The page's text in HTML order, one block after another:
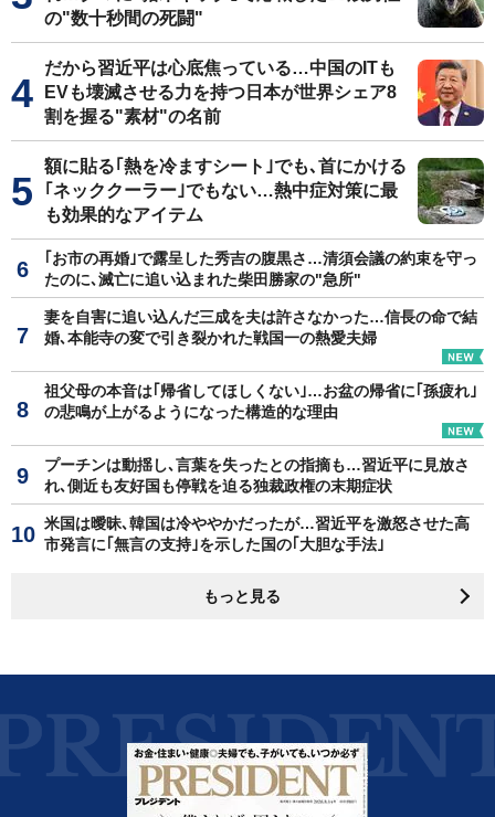
の"数十秒間の死闘"
だから習近平は心底焦っている…中国のITも
EVも壊滅させる力を持つ日本が世界シェア8
割を握る"素材"の名前
額に貼る｢熱を冷ますシート｣でも､首にかける
｢ネッククーラー｣でもない…熱中症対策に最
も効果的なアイテム
｢お市の再婚｣で露呈した秀吉の腹黒さ…清須会議の約束を守っ
たのに､滅亡に追い込まれた柴田勝家の"急所"
妻を自害に追い込んだ三成を夫は許さなかった…信長の命で結
婚､本能寺の変で引き裂かれた戦国一の熱愛夫婦
祖父母の本音は｢帰省してほしくない｣…お盆の帰省に｢孫疲れ｣
の悲鳴が上がるようになった構造的な理由
プーチンは動揺し､言葉を失ったとの指摘も…習近平に見放さ
れ､側近も友好国も停戦を迫る独裁政権の末期症状
米国は曖昧､韓国は冷ややかだったが…習近平を激怒させた高
市発言に｢無言の支持｣を示した国の｢大胆な手法｣
もっと見る